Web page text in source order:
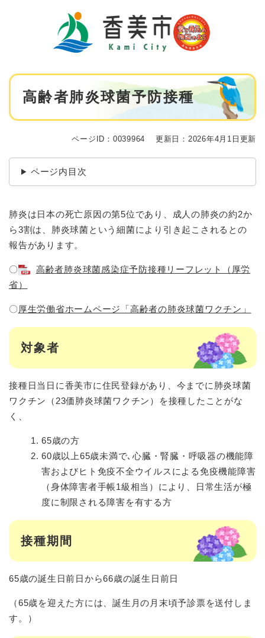
本
高齢者肺炎球菌予防接種
ページID：0039964 更新日：2026年4月1日更新
ページ内目次
肺炎は日本の死亡原因の第5位であり、成人の肺炎の約2か
ら3割は、肺炎球菌という細菌により引き起こされるとの
報告があります。
〇
高齢者肺炎球菌感染症予防接種リーフレット（厚労
省）
〇厚生労働省ホームページ「高齢者の肺炎球菌ワクチン」
対象者
接種日当日に香美市に住民登録があり、今までに肺炎球菌
ワクチン（23価肺炎球菌ワクチン）を接種したことがな
く、
65歳の方
60歳以上65歳未満で､心臓・腎臓・呼吸器の機能障
害およびヒト免疫不全ウイルスによる免疫機能障害
（身体障害者手帳1級相当）により、日常生活が極
度に制限される障害を有する方
接種期間
65歳の誕生日前日から66歳の誕生日前日
（65歳を迎えた方には、誕生月の月末頃予診票を送付しま
す。）